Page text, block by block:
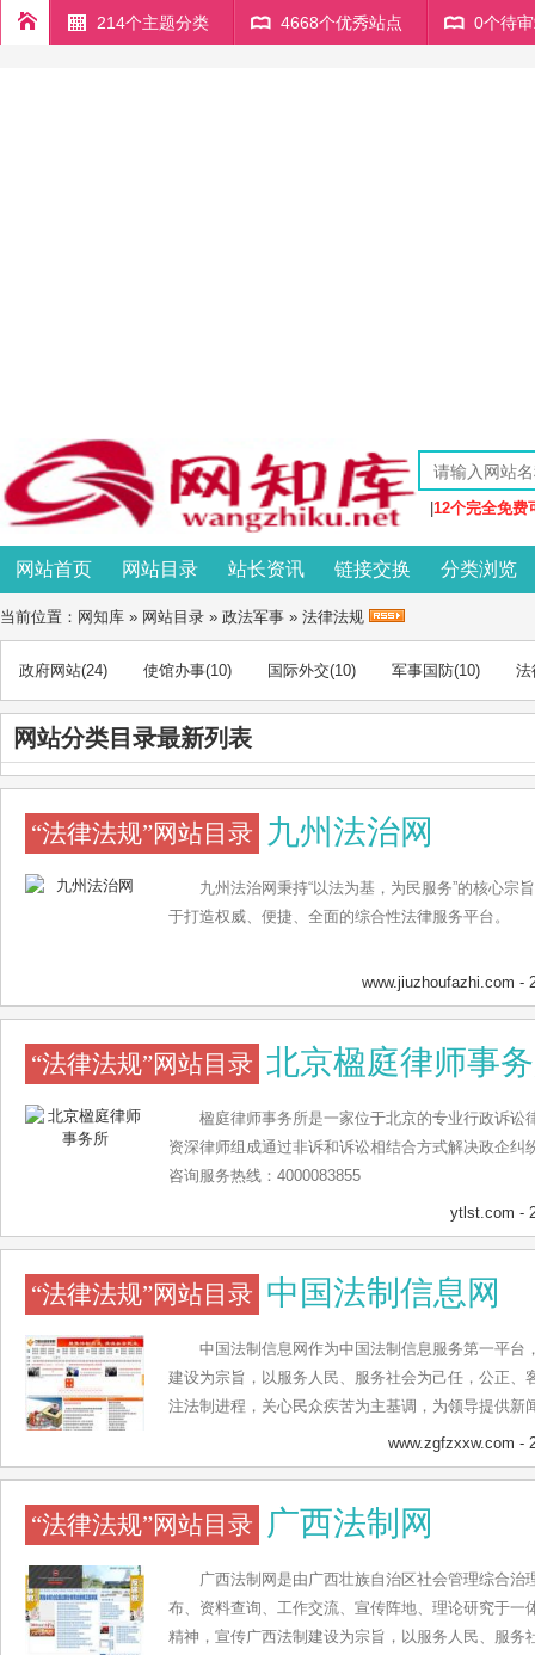
214个主题分类 4668个优秀站点 0个待
12个完全免费
网站首页 网站目录 站长资讯 链接交换 分类浏览
当前位置： 网知库 » 网站目录 » 政法军事 » 法律法规
政府网站(24) 使馆办事(10) 国际外交(10) 军事国防(10) 法
网站分类目录最新列表
“法律法规”网站目录 九州法治网
九州法治网秉持“以法为基，为民服务”的核心宗
于打造权威、便捷、全面的综合性法律服务平台。
www.jiuzhoufazhi.com -
“法律法规”网站目录 北京楹庭律师事
楹庭律师事务所是一家位于北京的专业行政诉讼
资深律师组成通过非诉和诉讼相结合方式解决政企纠
咨询服务热线：4000083855
ytlst.com -
“法律法规”网站目录 中国法制信息网
中国法制信息网作为中国法制信息服务第一平台
建设为宗旨，以服务人民、服务社会为己任，公正、
注法制进程，关心民众疾苦为主基调，为领导提供新
力于法律维权、法制新闻报道。中国法制信息网现
宣传教育四大版块，涵盖热点聚焦、法制新闻、时政
普法教育等主要内容，全面、生动地报道发生在全国
特的视角解读当下影响中国的热点事件、剖析其背后
www.zgfzxxw.com -
“法律法规”网站目录 广西法制网
广西法制网是由广西壮族自治区社会管理综合治
布、资料查询、工作交流、宣传阵地、理论研究于一
精神，宣传广西法制建设为宗旨，以服务人民、服务